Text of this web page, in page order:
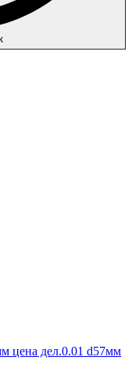
цена дел.0.01 d57мм